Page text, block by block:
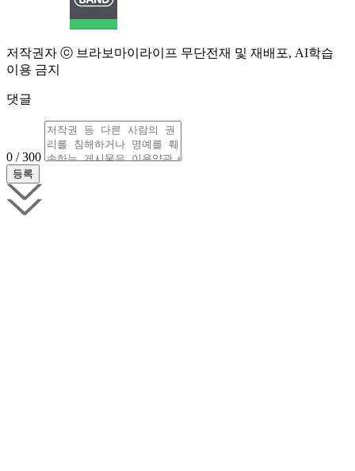
저작권자 ⓒ 브라보마이라이프 무단전재 및 재배포, AI학습
이용 금지
댓글
0 / 300